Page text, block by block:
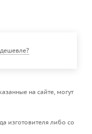
на сайте, могут
изготовителя либо со